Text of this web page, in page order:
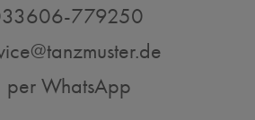
779250
per WhatsApp